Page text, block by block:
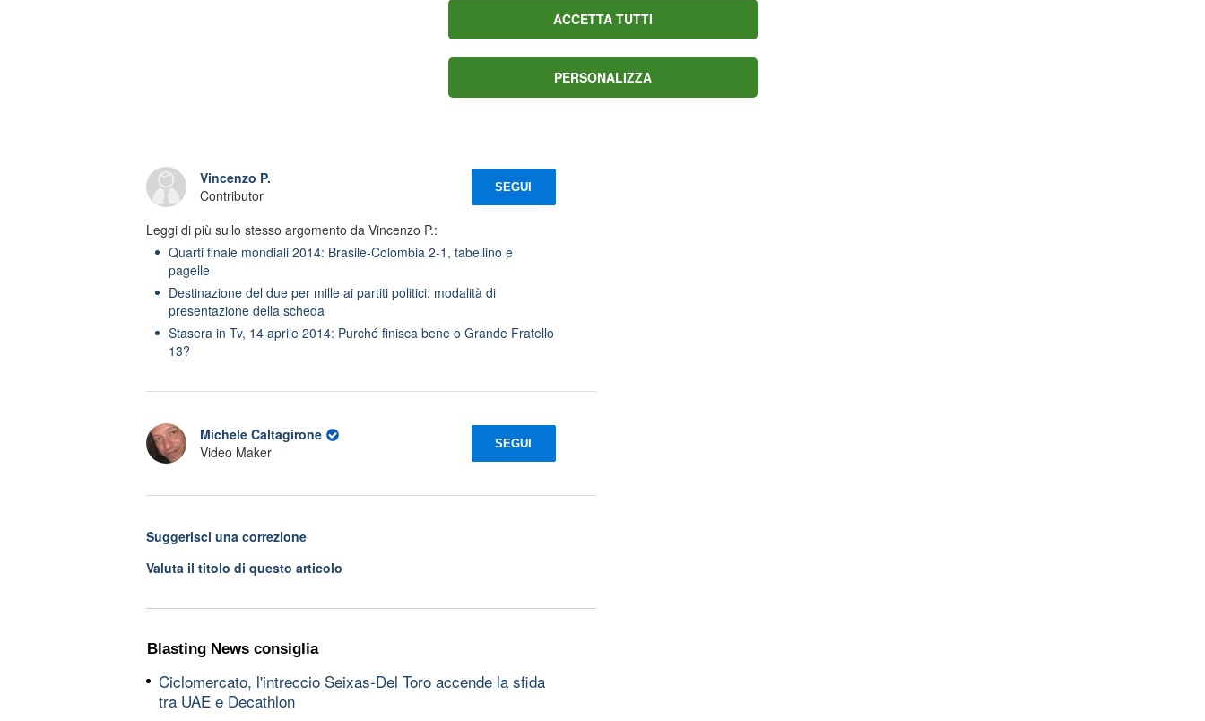
Vollering ruggisce a
Vincenzo P.
Contributor
SEGUI
Leggi di più sullo stesso argomento da Vincenzo P.:
Quarti finale mondiali 2014: Brasile-Colombia 2-1, tabellino e
pagelle
Destinazione del due per mille ai partiti politici: modalità di
presentazione della scheda
Stasera in Tv, 14 aprile 2014: Purché finisca bene o Grande Fratello
13?
Michele Caltagirone
Video Maker
SEGUI
Suggerisci una correzione
Valuta il titolo di questo articolo
Blasting News consiglia
Ciclomercato, l'intreccio Seixas-Del Toro accende la sfida
tra UAE e Decathlon
ACCETTA TUTTI
PERSONALIZZA